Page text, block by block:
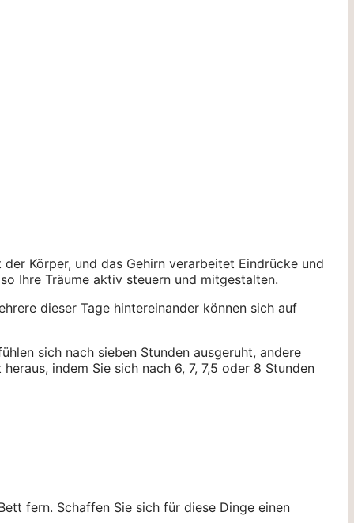
Körper, und das Gehirn verarbeitet Eindrücke und
Ihre Träume aktiv steuern und mitgestalten.
dieser Tage hintereinander können sich auf
sich nach sieben Stunden ausgeruht, andere
indem Sie sich nach 6, 7, 7,5 oder 8 Stunden
fern. Schaffen Sie sich für diese Dinge einen